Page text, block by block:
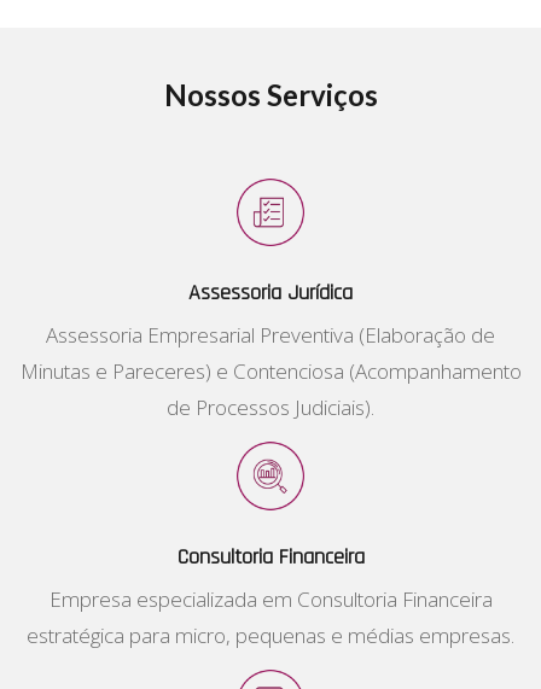
Nossos Serviços
Assessoria Jurídica
Assessoria Empresarial Preventiva (Elaboração de
Minutas e Pareceres) e Contenciosa (Acompanhamento
de Processos Judiciais).
Consultoria Financeira
Empresa especializada em Consultoria Financeira
estratégica para micro, pequenas e médias empresas.